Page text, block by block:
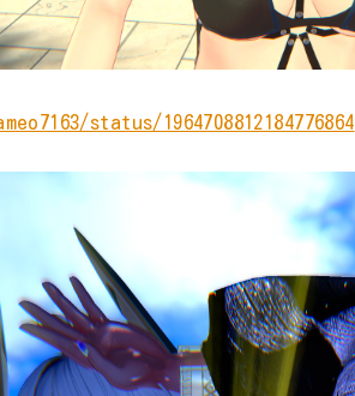
status/1964708812184776864